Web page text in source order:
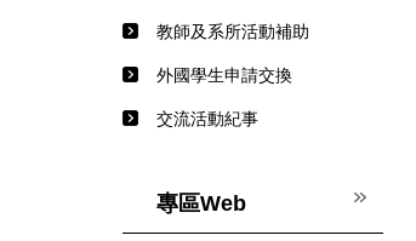
教師及系所活動補助
外國學生申請交換
交流活動紀事
專區Web